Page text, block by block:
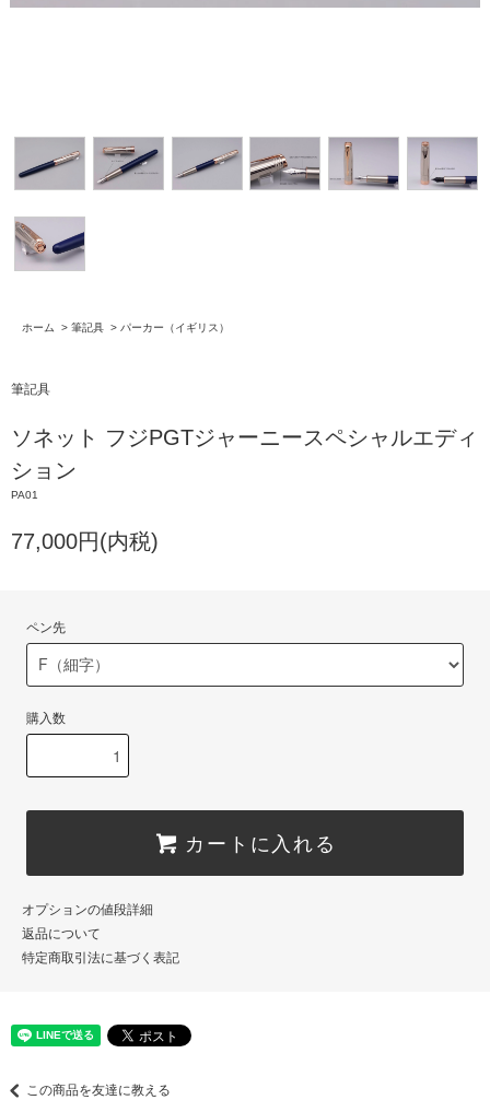
ホーム > 筆記具 > パーカー（イギリス）
筆記具
ソネット フジPGTジャーニースペシャルエディ
ション
PA01
77,000円(内税)
ペン先
購入数
カートに入れる
オプションの値段詳細
返品について
特定商取引法に基づく表記
この商品を友達に教える